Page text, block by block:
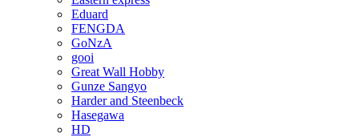
Eduard
FENGDA
GoNzA
gooi
Great Wall Hobby
Gunze Sangyo
Harder and Steenbeck
Hasegawa
HD